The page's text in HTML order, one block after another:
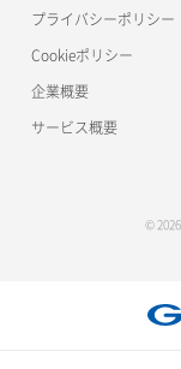
プライバシーポリシー
Cookieポリシー
企業概要
サービス概要
©